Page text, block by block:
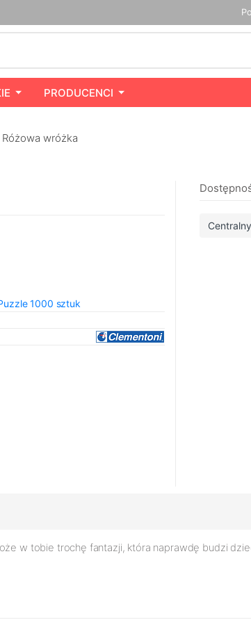
PRODUCENCI
Różowa wróżka
1000 sztuk
w tobie trochę fantazji, która naprawdę budzi